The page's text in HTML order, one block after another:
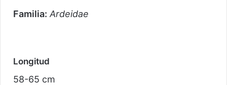
Familia: Ardeidae
Longitud
58-65 cm